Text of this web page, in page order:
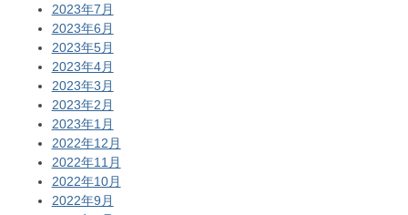
2023年7月
2023年6月
2023年5月
2023年4月
2023年3月
2023年2月
2023年1月
2022年12月
2022年11月
2022年10月
2022年9月